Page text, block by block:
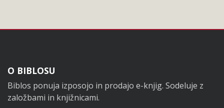
Noga
O BIBLOSU
Biblos ponuja izposojo in prodajo e-knjig. Sodeluje z
založbami in knjižnicami.